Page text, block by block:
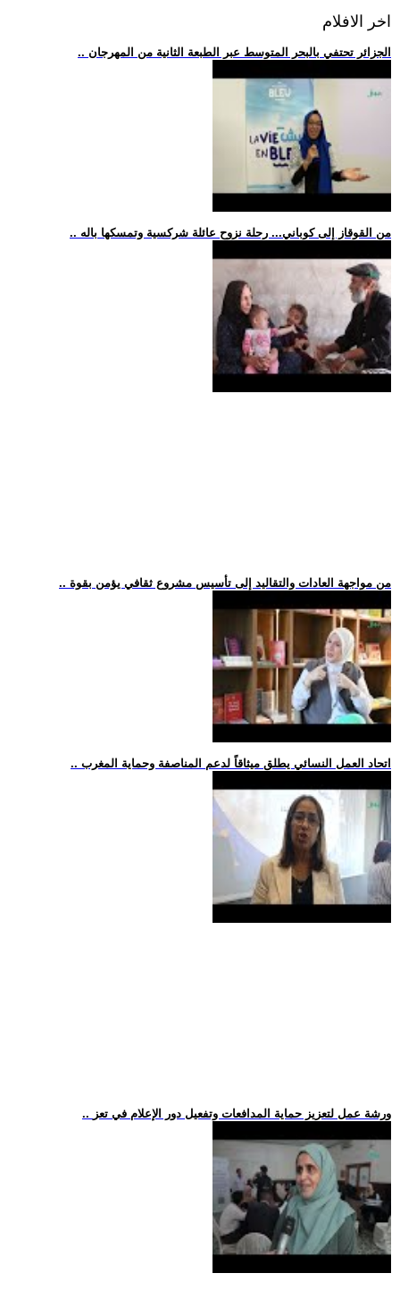
اخر الافلام
.. الجزائر تحتفي بالبحر المتوسط عبر الطبعة الثانية من المهرجان
.. من القوقاز إلى كوباني... رحلة نزوح عائلة شركسية وتمسكها باله
.. من مواجهة العادات والتقاليد إلى تأسيس مشروع ثقافي يؤمن بقوة
.. اتحاد العمل النسائي يطلق ميثاقاً لدعم المناصفة وحماية المغرب
.. ورشة عمل لتعزيز حماية المدافعات وتفعيل دور الإعلام في تعز